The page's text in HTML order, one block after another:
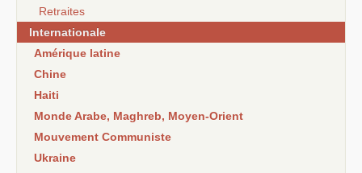
Retraites
Internationale
Amérique latine
Chine
Haiti
Monde Arabe, Maghreb, Moyen-Orient
Mouvement Communiste
Ukraine